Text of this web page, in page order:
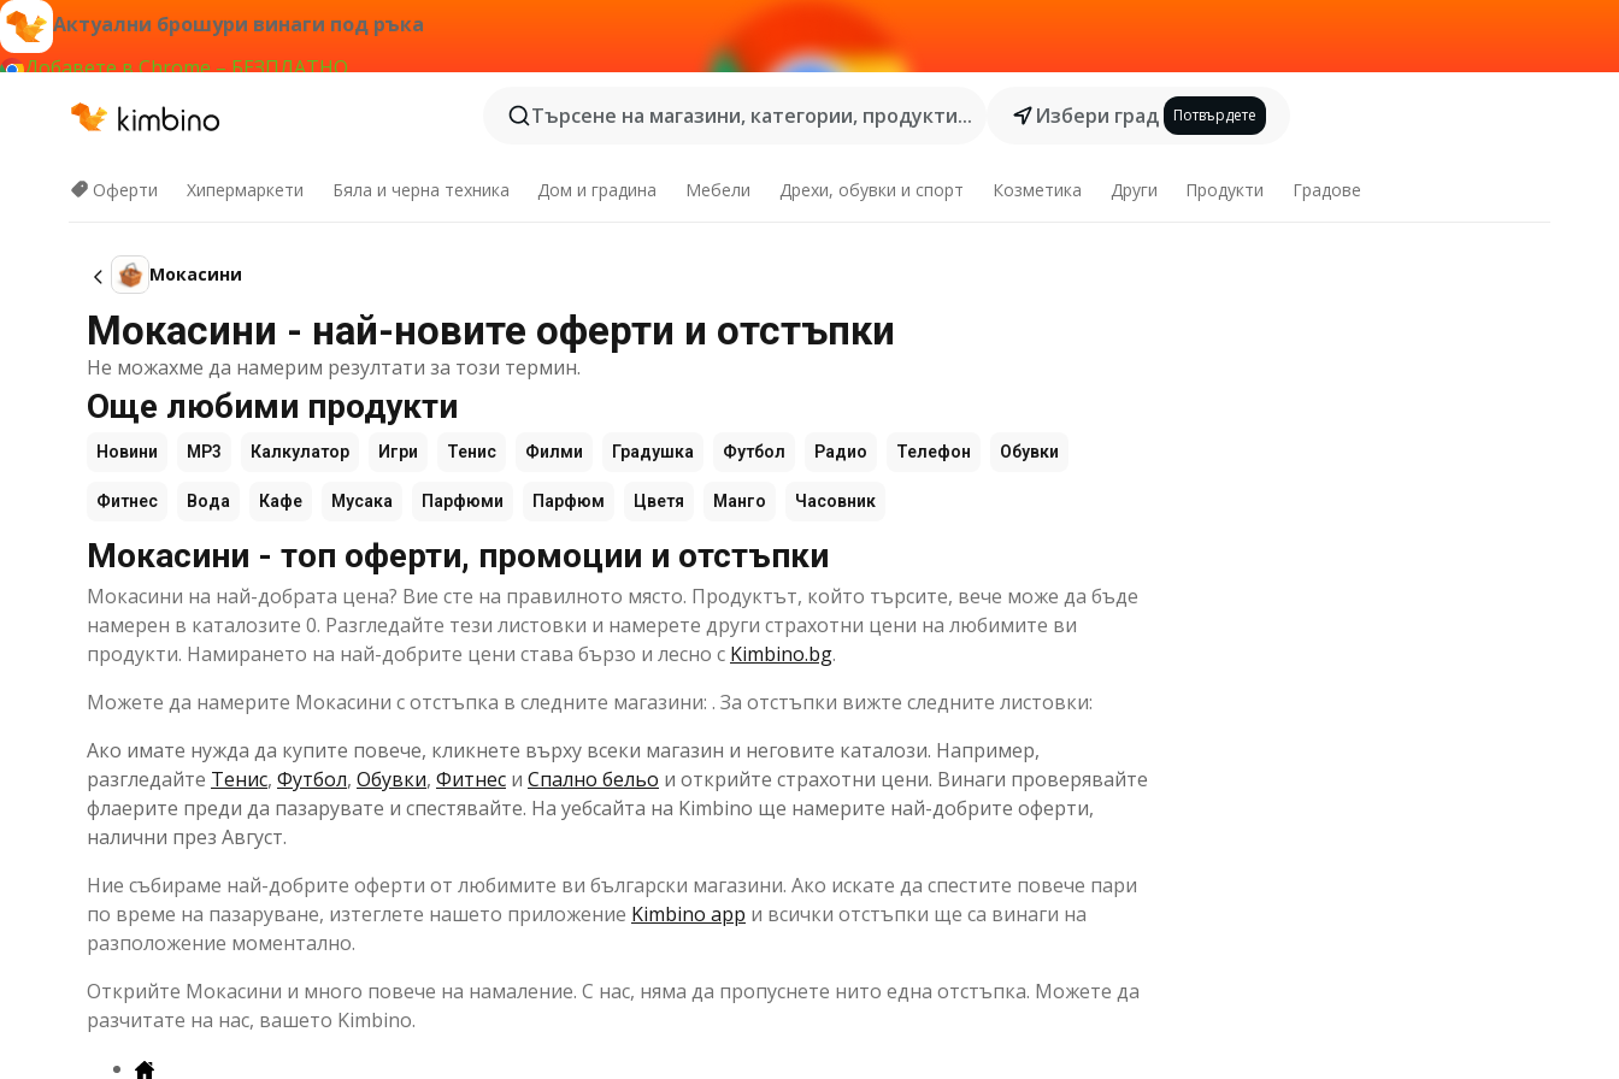
Актуални брошури винаги под ръка
Добавете в Chrome – БЕЗПЛАТНО
Търсене на магазини, категории, продукти...
Избери град Потвърдете
Оферти Хипермаркети Бяла и черна техника Дом и градина Мебели Дрехи, обувки и спорт Козметика Други Продукти Градове
Мокасини
Мокасини - най-новите оферти и отстъпки
Не можахме да намерим резултати за този термин.
Още любими продукти
Новини MP3 Калкулатор Игри Тенис Филми Градушка Футбол Радио Телефон Обувки
Фитнес Вода Кафе Мусака Парфюми Парфюм Цветя Манго Часовник
Мокасини - топ оферти, промоции и отстъпки
Мокасини на най-добрата цена? Вие сте на правилното място. Продуктът, който търсите, вече може да бъде
намерен в каталозите 0. Разгледайте тези листовки и намерете други страхотни цени на любимите ви
продукти. Намирането на най-добрите цени става бързо и лесно с Kimbino.bg.
Можете да намерите Мокасини с отстъпка в следните магазини: . За отстъпки вижте следните листовки:
Ако имате нужда да купите повече, кликнете върху всеки магазин и неговите каталози. Например,
разгледайте Тенис, Футбол, Обувки, Фитнес и Спално бельо и открийте страхотни цени. Винаги проверявайте
флаерите преди да пазарувате и спестявайте. На уебсайта на Kimbino ще намерите най-добрите оферти,
налични през Август.
Ние събираме най-добрите оферти от любимите ви български магазини. Ако искате да спестите повече пари
по време на пазаруване, изтеглете нашето приложение Kimbino app и всички отстъпки ще са винаги на
разположение моментално.
Открийте Мокасини и много повече на намаление. С нас, няма да пропуснете нито една отстъпка. Можете да
разчитате на нас, вашето Kimbino.